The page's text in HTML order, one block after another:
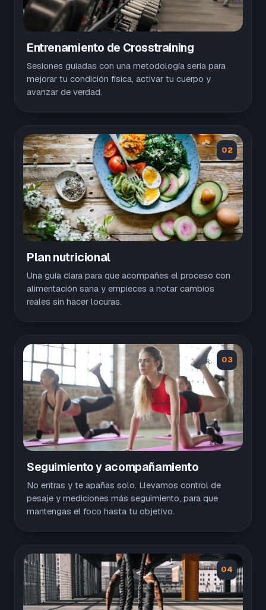
Entrenamiento de Crosstraining
Sesiones guiadas con una metodología seria para
mejorar tu condición física, activar tu cuerpo y
avanzar de verdad.
02
Plan nutricional
Una guía clara para que acompañes el proceso con
alimentación sana y empieces a notar cambios
reales sin hacer locuras.
03
Seguimiento y acompañamiento
No entras y te apañas solo. Llevamos control de
pesaje y mediciones más seguimiento, para que
mantengas el foco hasta tu objetivo.
04